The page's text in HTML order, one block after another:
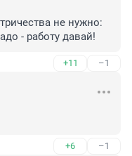
не нужно:
- работу давай!
+11 –1
+6 –1